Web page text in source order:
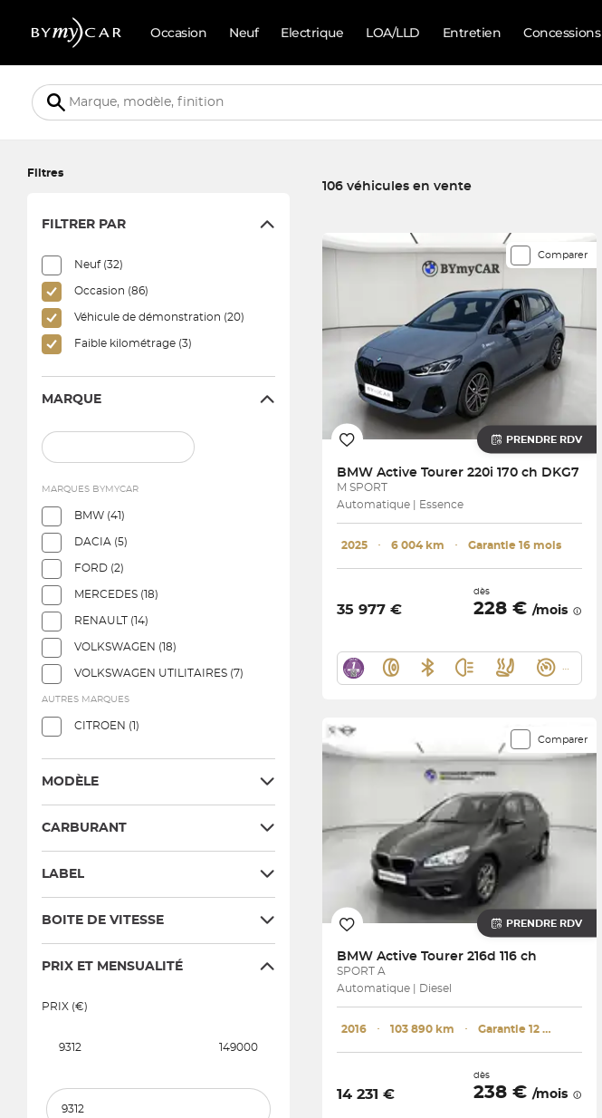
Occasion Neuf Electrique LOA/LLD Entretien Concessions
Filtres
FILTRER PAR
Neuf (32)
Occasion (86)
Véhicule de démonstration (20)
Faible kilométrage (3)
MARQUE
MARQUES BYMYCAR
BMW (41)
DACIA (5)
FORD (2)
MERCEDES (18)
RENAULT (14)
VOLKSWAGEN (18)
VOLKSWAGEN UTILITAIRES (7)
AUTRES MARQUES
CITROEN (1)
MODÈLE
CARBURANT
LABEL
BOITE DE VITESSE
PRIX ET MENSUALITÉ
PRIX (€)
9312 149000
Prix et mensualité minimum
106 véhicules en vente
106 véhicules correspondent à votre recherche
Comparer
PRENDRE RDV
BMW Active Tourer 220i 170 ch DKG7
M SPORT
Automatique | Essence
2025 ･ 6 004 km ･ Garantie 16 mois
35 977 €
dès
228 € /mois
Comparer
PRENDRE RDV
BMW Active Tourer 216d 116 ch
SPORT A
Automatique | Diesel
2016 ･ 103 890 km ･ Garantie 12 mois
14 231 €
dès
238 € /mois